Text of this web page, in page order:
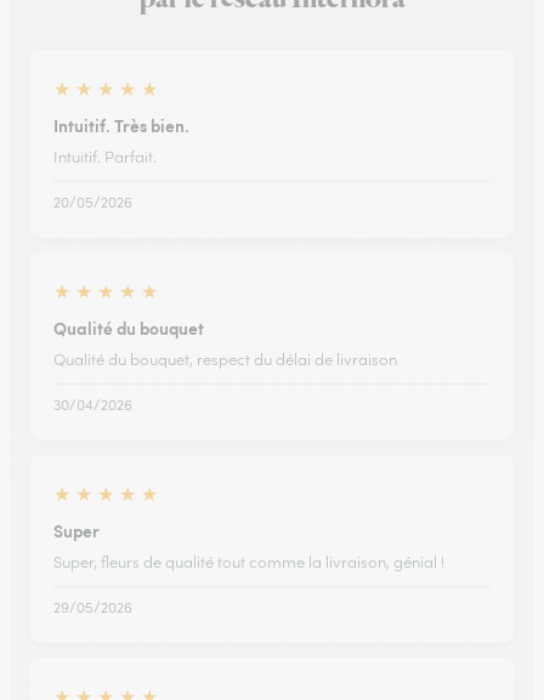
★ ★ ★ ★ ★
Intuitif. Très bien.
Intuitif. Parfait.
20/05/2026
★ ★ ★ ★ ★
Qualité du bouquet
Qualité du bouquet, respect du délai de livraison
30/04/2026
★ ★ ★ ★ ★
Super
Super, fleurs de qualité tout comme la livraison, génial !
29/05/2026